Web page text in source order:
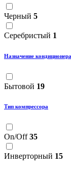
Черный 5
Серебристый 1
Назначение кондиционера
Бытовой 19
Тип компрессора
On/Off35
Инверторный 15